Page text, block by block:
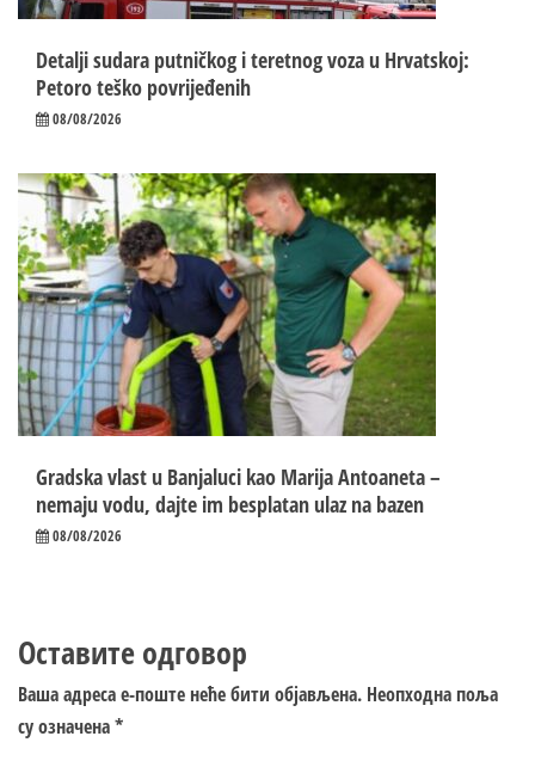
Detalji sudara putničkog i teretnog voza u Hrvatskoj:
Petoro teško povrijeđenih
08/08/2026
Gradska vlast u Banjaluci kao Marija Antoaneta –
nemaju vodu, dajte im besplatan ulaz na bazen
08/08/2026
Оставите одговор
Ваша адреса е-поште неће бити објављена. Неопходна поља
су означена*